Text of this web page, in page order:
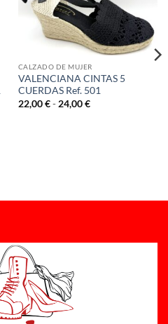
CALZADO DE MUJER
VALENCIANA CINTAS 5
CUERDAS Ref. 501
22,00€ - 24,00€Rango